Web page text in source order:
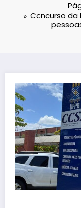
Concurso da